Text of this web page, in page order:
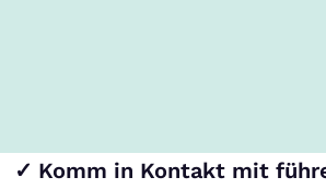
Komm in Kontakt mit